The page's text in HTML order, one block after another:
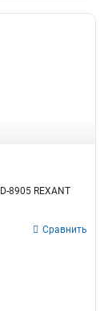
8905 REXANT
Сравнить